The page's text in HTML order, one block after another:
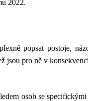
2022.
popsat postoje,
jsou pro ně v
osob se